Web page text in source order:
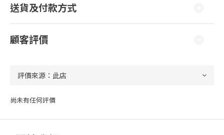
送貨及付款方式
顧客評價
尚未有任何評價